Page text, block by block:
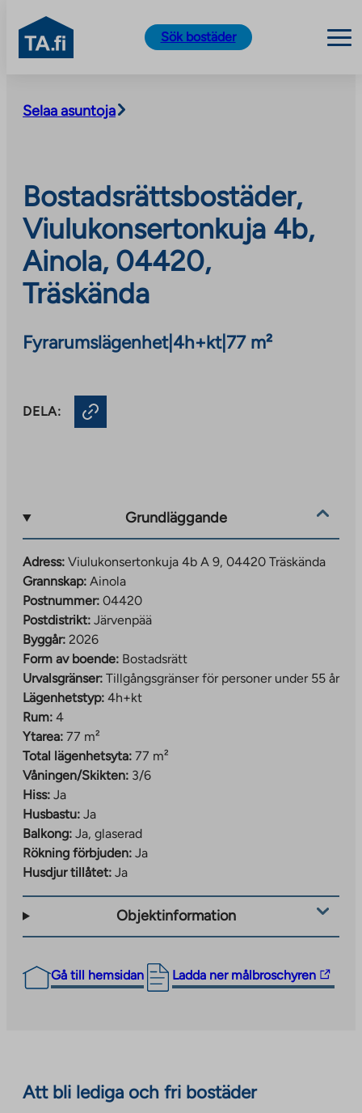
content
TA.fi
Sök bostäder
Selaa asuntoja
Bostadsrättsbostäder,
Viulukonsertonkuja 4b,
Ainola, 04420,
Träskända
Fyrarumslägenhet| 4h+kt| 77 m²
DELA:
Grundläggande
Adress: Viulukonsertonkuja 4b A 9, 04420 Träskända
Grannskap: Ainola
Postnummer: 04420
Postdistrikt: Järvenpää
Byggår: 2026
Form av boende: Bostadsrätt
Urvalsgränser: Tillgångsgränser för personer under 55 år
Lägenhetstyp: 4h+kt
Rum: 4
Ytarea: 77 m²
Total lägenhetsyta: 77 m²
Våningen/Skikten: 3/6
Hiss: Ja
Husbastu: Ja
Balkong: Ja, glaserad
Rökning förbjuden: Ja
Husdjur tillåtet: Ja
Objektinformation
Gå till hemsidan Ladda ner målbroschyren
The
link
external
Att bli lediga och fri bostäder